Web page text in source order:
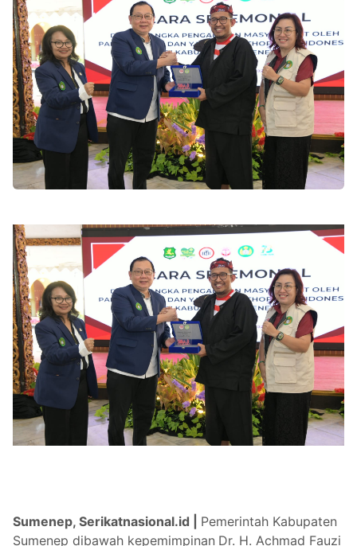
Sumenep, Serikatnasional.id | Pemerintah Kabupaten
Sumenep dibawah kepemimpinan Dr. H. Achmad Fauzi